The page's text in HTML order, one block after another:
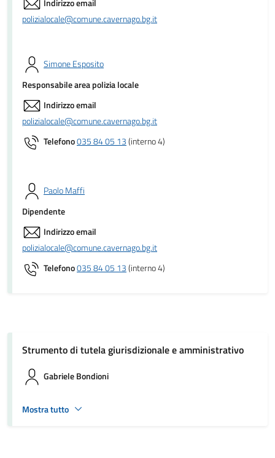
Indirizzo email
polizialocale@comune.cavernago.bg.it
Simone Esposito
Responsabile area polizia locale
Indirizzo email
polizialocale@comune.cavernago.bg.it
Telefono035 84 05 13(interno 4)
Paolo Maffi
Dipendente
Indirizzo email
polizialocale@comune.cavernago.bg.it
Telefono035 84 05 13(interno 4)
Strumento di tutela giurisdizionale e amministrativo
Gabriele Bondioni
Mostra tutto